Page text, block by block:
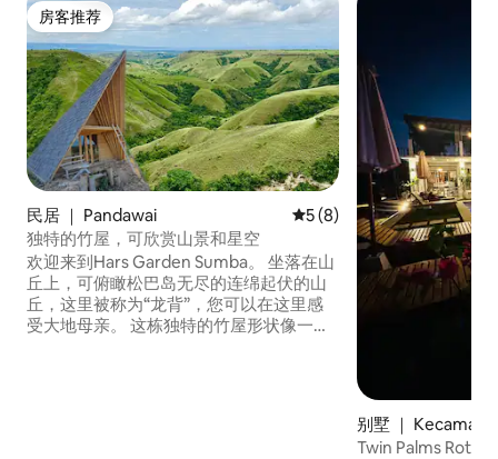
房客推荐
房客推荐
民居 ｜ Pandawai 平均评分 5 分（满分 5 分）
5 (8)
独特的竹屋，可欣赏山景和星空
欢迎来到Hars Garden Sumba。 坐落在山
丘上，可俯瞰松巴岛无尽的连绵起伏的山
丘，这里被称为“龙背”，您可以在这里感
受大地母亲。 这栋独特的竹屋形状像一只
别墅 ｜